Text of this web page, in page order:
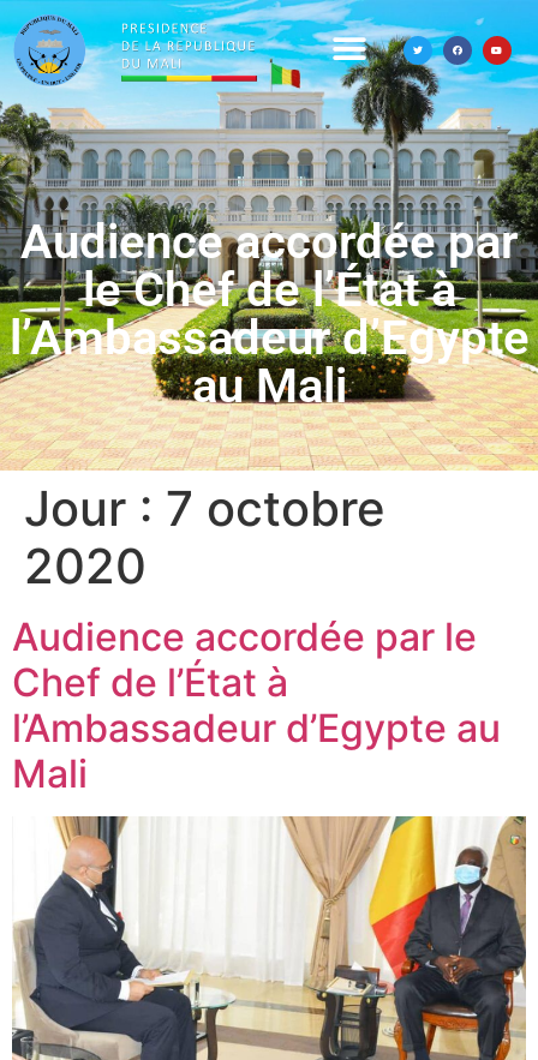
Audience accordée par
le Chef de l’État à
l’Ambassadeur d’Egypte
au Mali
Jour : 7 octobre
2020
Audience accordée par le
Chef de l’État à
l’Ambassadeur d’Egypte au
Mali